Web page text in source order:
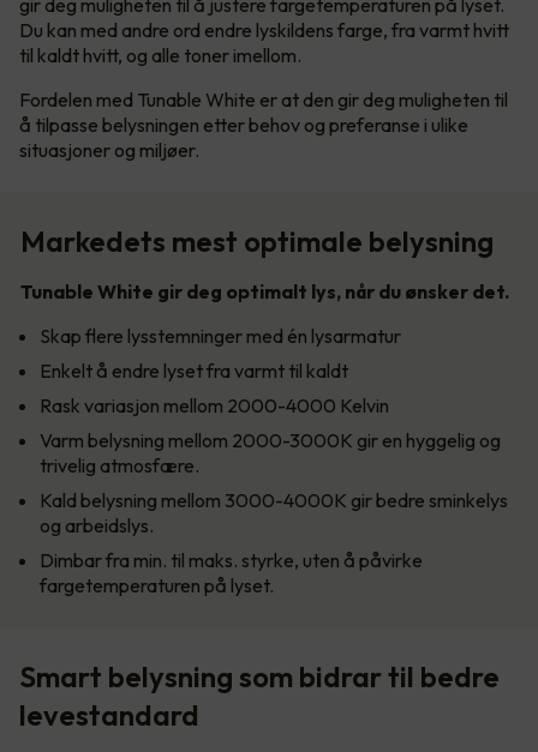
gir deg muligheten til å justere fargetemperaturen på lyset.
Du kan med andre ord endre lyskildens farge, fra varmt hvitt
til kaldt hvitt, og alle toner imellom.
Fordelen med Tunable White er at den gir deg muligheten til
å tilpasse belysningen etter behov og preferanse i ulike
situasjoner og miljøer.
Markedets mest optimale belysning
Tunable White gir deg optimalt lys, når du ønsker det.
Skap flere lysstemninger med én lysarmatur
Enkelt å endre lyset fra varmt til kaldt
Rask variasjon mellom 2000-4000 Kelvin
Varm belysning mellom 2000-3000K gir en hyggelig og
trivelig atmosfære.
Kald belysning mellom 3000-4000K gir bedre sminkelys
og arbeidslys.
Dimbar fra min. til maks. styrke, uten å påvirke
fargetemperaturen på lyset.
Smart belysning som bidrar til bedre
levestandard